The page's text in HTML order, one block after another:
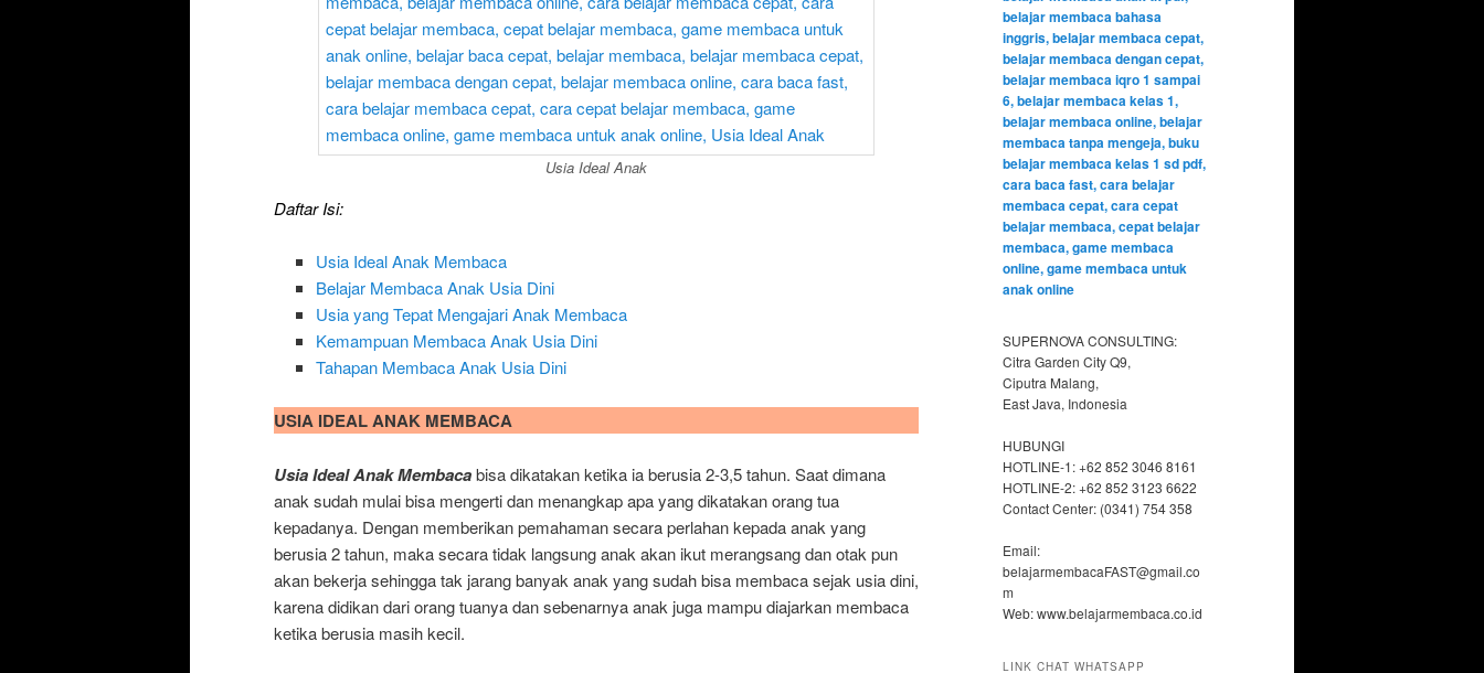
Usia Ideal Anak
Daftar Isi:
Usia Ideal Anak Membaca
Belajar Membaca Anak Usia Dini
Usia yang Tepat Mengajari Anak Membaca
Kemampuan Membaca Anak Usia Dini
Tahapan Membaca Anak Usia Dini
USIA IDEAL ANAK MEMBACA
Usia Ideal Anak Membacabisa dikatakan ketika ia berusia 2-3,5 tahun. Saat dimana
anak sudah mulai bisa mengerti dan menangkap apa yang dikatakan orang tua
kepadanya. Dengan memberikan pemahaman secara perlahan kepada anak yang
berusia 2 tahun, maka secara tidak langsung anak akan ikut merangsang dan otak pun
akan bekerja sehingga tak jarang banyak anak yang sudah bisa membaca sejak usia dini,
karena didikan dari orang tuanya dan sebenarnya anak juga mampu diajarkan membaca
ketika berusia masih kecil.
SUPERNOVA CONSULTING:
Citra Garden City Q9,
Ciputra Malang,
East Java, Indonesia
HUBUNGI
HOTLINE-1: +62 852 3046 8161
HOTLINE-2: +62 852 3123 6622
Contact Center: (0341) 754 358
Email:
belajarmembacaFAST@gmail.co
m
Web: www.belajarmembaca.co.id
LINK CHAT WHATSAPP